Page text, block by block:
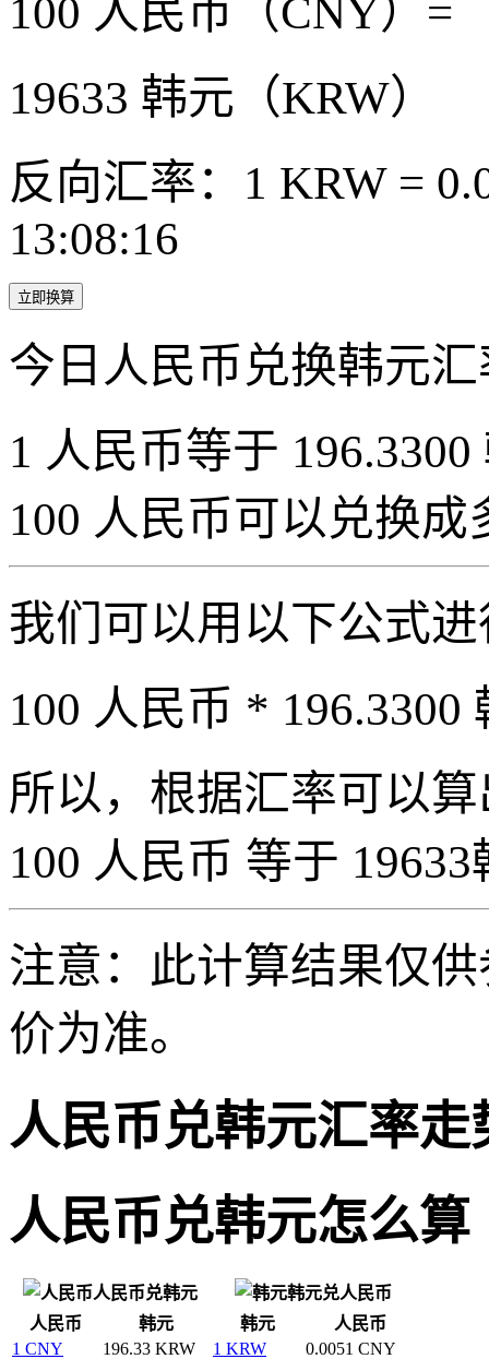
100 人民币（CNY）=
19633 韩元（KRW）
反向汇率：1 KRW =
13:08:16
立即换算
今日人民币兑换韩元
1 人民币等于
100 人民币可以兑换成
我们可以用以下公式
100 人民币 * 196.3300
所以，根据汇率可以
100 人民币 等于
注意：此计算结果仅
价为准。
人民币兑韩元汇率走
人民币兑韩元怎么算
人民币兑韩元
韩元兑人民币
人民币
韩元 韩元
人民币
1 CNY
196.33 KRW 1 KRW
0.0051 CNY